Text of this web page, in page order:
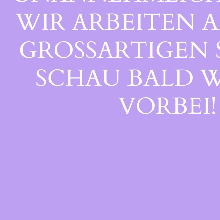
WIR ARBEITEN
GROSSARTIGEN
CHAU BALD
ORBEI!